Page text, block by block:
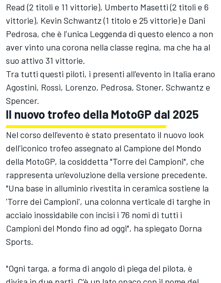
Read (2 titoli e 11 vittorie), Umberto Masetti (2 titoli e 6
vittorie), Kevin Schwantz(1 titolo e 25 vittorie) e Dani
Pedrosa, che è l'unica Leggenda di questo elenco a non
aver vinto una corona nella classe regina, ma che ha al
suo attivo 31 vittorie.
Tra tutti questi piloti, i presenti all'evento in Italia erano
Agostini, Rossi, Lorenzo, Pedrosa, Stoner, Schwantz e
Spencer.
Il nuovo trofeo della MotoGP dal 2025
Nel corso dell'evento è stato presentato il nuovo look
dell'iconico trofeo assegnato al Campione del Mondo
della MotoGP, la cosiddetta "Torre dei Campioni", che
rappresenta un'evoluzione della versione precedente.
"Una base in alluminio rivestita in ceramica sostiene la
'Torre dei Campioni', una colonna verticale di targhe in
acciaio inossidabile con incisi i 76 nomi di tutti i
Campioni del Mondo fino ad oggi", ha spiegato Dorna
Sports.
"Ogni targa, a forma di angolo di piega del pilota, è